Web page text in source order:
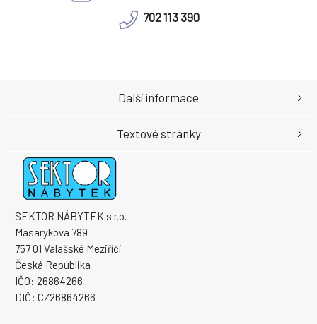
702 113 390
SEKTOR NÁBYTEK s.r.o.
Masarykova 789
757 01 Valašské Meziříčí
Česká Republika
IČO: 26864266
DIČ: CZ26864266
Další informace
Textové stránky